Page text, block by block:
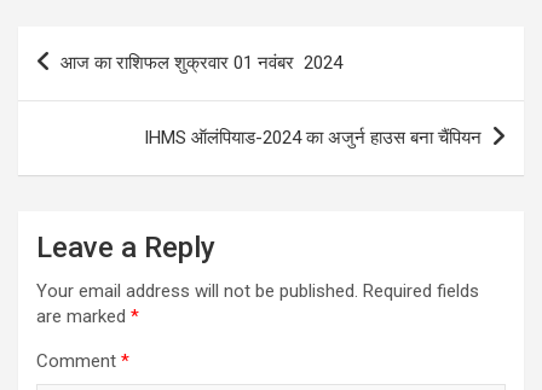
Post
आज का राशिफल शुक्रवार 01 नवंबर 2024
IHMS ऑलंपियाड-2024 का अजुर्न हाउस बना चैंपियन
Leave a Reply
Your email address will not be published. Required fields
are marked *
Comment *